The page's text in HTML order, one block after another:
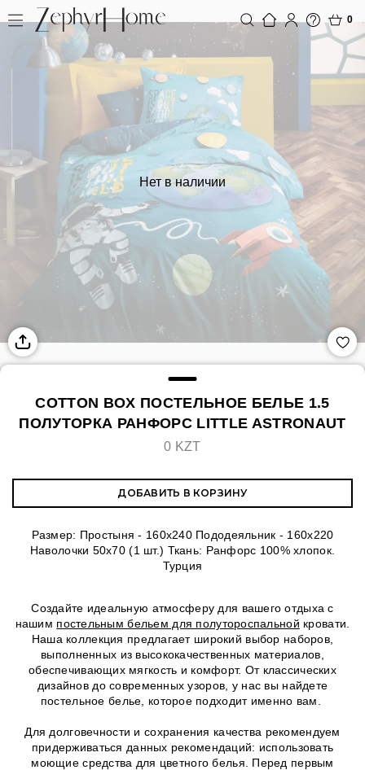
0
Нет в наличии
COTTON BOX ПОСТЕЛЬНОЕ БЕЛЬЕ 1.5
ПОЛУТОРКА РАНФОРС LITTLE ASTRONAUT
0 KZT
ДОБАВИТЬ В КОРЗИНУ
Размер: Простыня - 160х240 Пододеяльник - 160х220
Наволочки 50х70 (1 шт.) Ткань: Ранфорс 100% хлопок.
Турция
Создайте идеальную атмосферу для вашего отдыха с
нашим постельным бельем для полутороспальной кровати.
Наша коллекция предлагает широкий выбор наборов,
выполненных из высококачественных материалов,
обеспечивающих мягкость и комфорт. От классических
дизайнов до современных узоров, у нас вы найдете
постельное белье, которое подходит именно вам.
Для долговечности и сохранения качества рекомендуем
придерживаться данных рекомендаций: использовать
моющие средства для цветного белья. Перед первым